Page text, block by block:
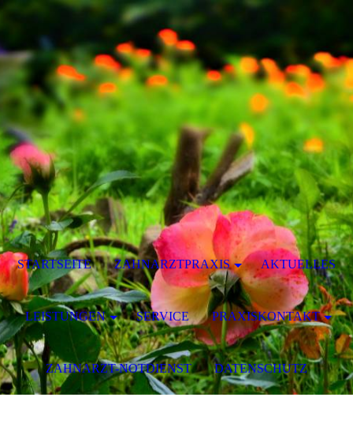
STARTSEITE ZAHNARZTPRAXIS AKTUELLES
LEISTUNGEN SERVICE PRAXISKONTAKT
ZAHNARZT-NOTDIENST DATENSCHUTZ